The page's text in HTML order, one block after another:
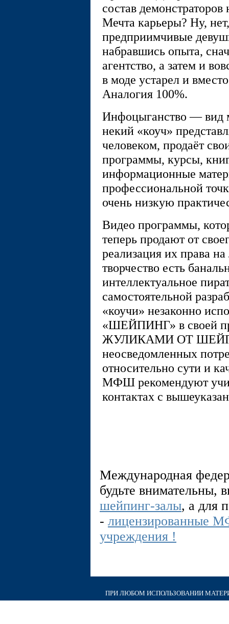
состав
Мечта карьеры? Ну,
предприимчивые
набравшись опыта,
агентство, а затем и
в моде устарел и
Аналогия 100%.
Инфоцыганство — вид
некий «коуч»
человеком, продаёт
программы, курсы,
информационные
профессиональной
очень низкую
Видео программы,
теперь продают от
реализация их права
творчество есть
интеллектуальное
самостоятельной
«коучи» незаконно
«ШЕЙПИНГ» в своей
ЖУЛИКАМИ ОТ
неосведомленных
относительно сути и
МФШ рекомендуют
контактах с
Международная
будьте внимательны,
шейпинг-залы, а для
- лицензированные
учреждения !
ПРИ ЛЮБОМ ИСПОЛЬЗОВАНИИ